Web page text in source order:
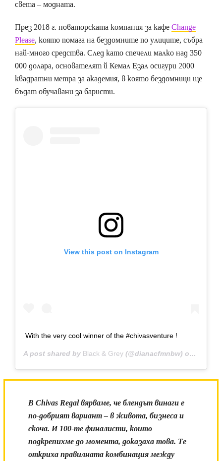
света – модната.
През 2018 г. новаторската компания за кафеChange
Please, която помага на бездомните по улиците, събра
най-много средства. След като спечели малко над 350
000 долара, основателят й Кемал Езал осигури 2000
квадратни метра за академия, в която бездомници ще
бъдат обучавани за баристи.
View this post on Instagram
With the very cool winner of the #chivasventure !
A post shared by Black & Grey (@dianacfmnbw) on
В Chivas Regal вярваме, че блендът винаги е
по-добрият вариант – в живота, бизнеса и
скоча. И 100-те финалисти, които
подкрепихме до момента, доказаха това. Те
откриха правилната комбинация между